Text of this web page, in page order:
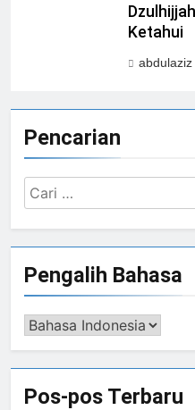
Ketahui
abdulaziz
Pencarian
Cari
untuk:
Pengalih Bahasa
Pengalih
Pos-pos Terbaru